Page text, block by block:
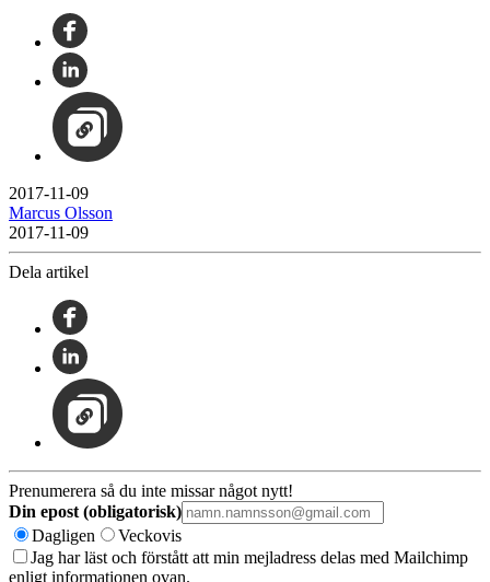
2017-11-09
Marcus Olsson
2017-11-09
Dela artikel
Prenumerera så du inte missar något nytt!
Din epost (obligatorisk)
Dagligen
Veckovis
Jag har läst och förstått att min mejladress delas med Mailchimp
enligt informationen ovan.